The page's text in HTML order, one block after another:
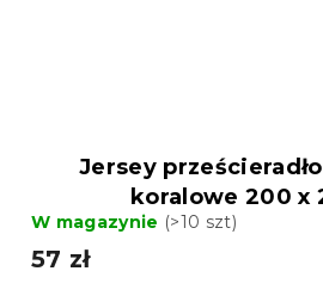
Jersey prześcieradło
koralowe 200 x
W magazynie (>10 szt)
57 zł